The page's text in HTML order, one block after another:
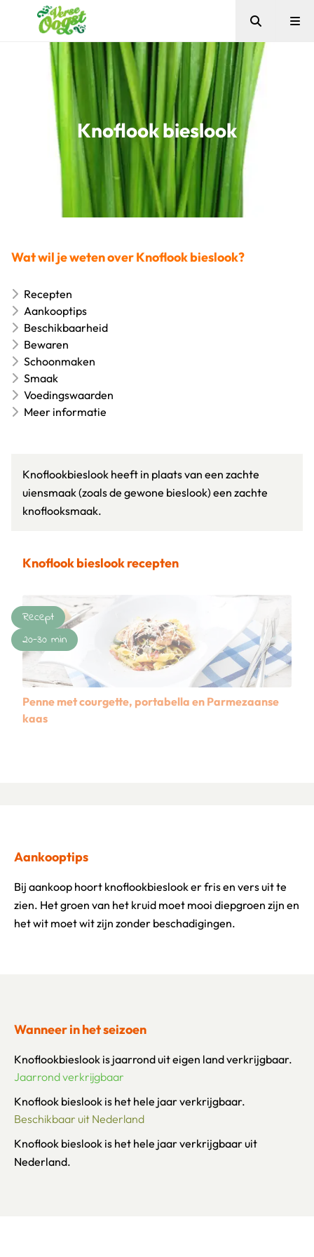
Verse Oogst
Zoeken
Knoflook bieslook
Wat wil je weten over Knoflook bieslook?
Recepten
Aankooptips
Beschikbaarheid
Bewaren
Schoonmaken
Smaak
Voedingswaarden
Meer informatie
Knoflookbieslook heeft in plaats van een zachte
uiensmaak (zoals de gewone bieslook) een zachte
knoflooksmaak.
Knoflook bieslook recepten
Penne met courgette, portabella en Parmezaanse
kaas
Recept
20-30 min
Aankooptips
Bij aankoop hoort knoflookbieslook er fris en vers uit te
zien. Het groen van het kruid moet mooi diepgroen zijn en
het wit moet wit zijn zonder beschadigingen.
Wanneer in het seizoen
Knoflookbieslook is jaarrond uit eigen land verkrijgbaar.
Jaarrond verkrijgbaar
Knoflook bieslook is het hele jaar verkrijgbaar.
Beschikbaar uit Nederland
Knoflook bieslook is het hele jaar verkrijgbaar uit
Nederland.